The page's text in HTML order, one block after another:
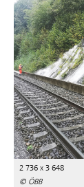
2 736 x 3 648
© ÖBB